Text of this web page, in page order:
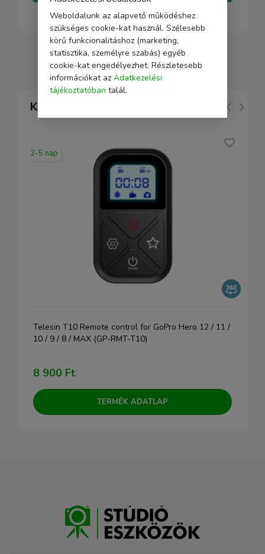
Kapcsolódó
2-5 nap
Telesin T10 Remote control for GoPro Hero 12 / 11 /
10 / 9 / 8 / MAX (GP-RMT-T10)
8 900 Ft
TERMÉK ADATLAP
Weboldalunk az alapvető működéshez
szükséges cookie-kat használ. Szélesebb
körű funkcionalitáshoz (marketing,
statisztika, személyre szabás) egyéb
cookie-kat engedélyezhet. Részletesebb
információkat az Adatkezelési
tájékoztatóban talál.